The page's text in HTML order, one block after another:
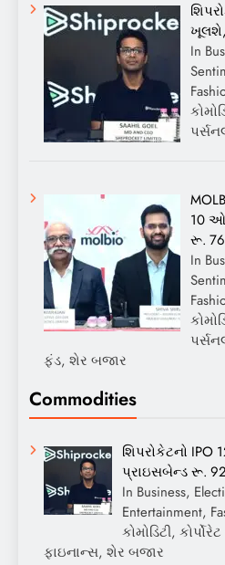
ખૂલશે,
In
10
રૂ.
In
ફંડ, શેર બજાર
Commodities
શિપરોકેટનો
પ્રાઇસબેન્ડ રૂ.
In Business,
Entertainment,
કોમોડિટી,
ફાઇનાન્સ, શેર બજાર